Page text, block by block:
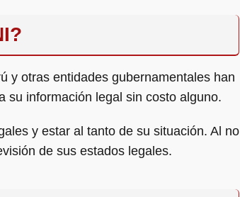
y otras entidades gubernamentales han
su información legal sin costo alguno.
y estar al tanto de su situación. Al no
de sus estados legales.